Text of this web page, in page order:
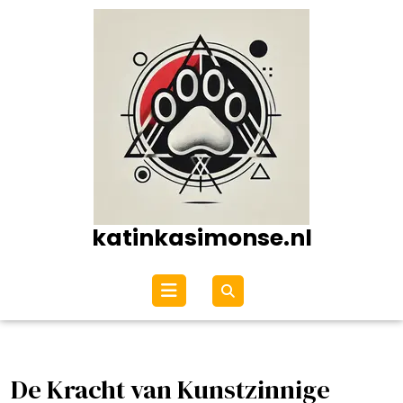
katinkasimonse.nl
Open
menu
De Kracht van Kunstzinnige